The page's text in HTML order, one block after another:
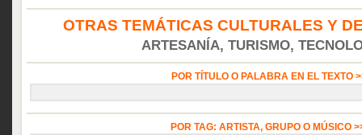
OTRAS TEMÁTICAS CULTURALES Y
ARTESANÍA, TURISMO,
POR TÍTULO O PALABRA EN EL TEXTO
POR TAG: ARTISTA, GRUPO O MÚSICO